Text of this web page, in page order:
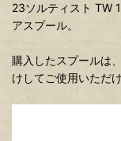
23ソルティスト TW
アスプール。
購入したスプールは
けしてご使用いただけ